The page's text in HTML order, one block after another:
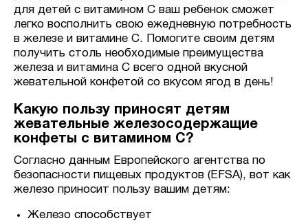
для детей с витамином С ваш ребенок сможет
легко восполнить свою ежедневную потребность
в железе и витамине С. Помогите своим детям
получить столь необходимые преимущества
железа и витамина С всего одной вкусной
жевательной конфетой со вкусом ягод в день!
Какую пользу приносят детям
жевательные железосодержащие
конфеты с витамином С?
Согласно данным Европейского агентства по
безопасности пищевых продуктов (EFSA), вот как
железо приносит пользу вашим детям:
Железо способствует